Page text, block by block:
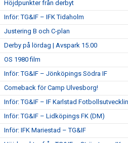
Höjdpunkter från derbyt
Inför: TG&IF – IFK Tidaholm
Justering B och C-plan
Derby på lördag | Avspark 15.00
OS 1980 film
Inför: TG&IF – Jönköpings Södra IF
Comeback för Camp Ulvesborg!
Inför: TG&IF – IF Karlstad
Inför: TG&IF – Lidköpings FK (DM)
Inför: IFK Mariestad – TG&IF